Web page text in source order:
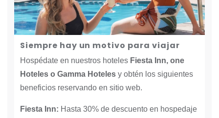
Siempre hay un motivo para viajar
Hospédate en nuestros hoteles Fiesta Inn, one
Hoteles o Gamma Hoteles y obtén los siguientes
beneficios reservando en sitio web.
Fiesta Inn: Hasta 30% de descuento en hospedaje